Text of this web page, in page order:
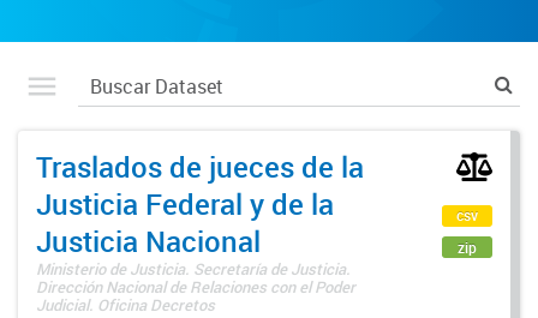
Traslados de jueces de la
Justicia Federal y de la
Justicia Nacional
Ministerio de Justicia. Secretaría de Justicia.
Dirección Nacional de Relaciones con el Poder
Judicial. Oficina Decretos
csv
zip